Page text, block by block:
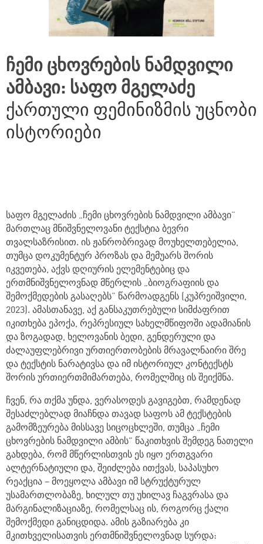
ჩემი ცხოვრების ნამდვილი
ამბავი: საფო მგელაძე
ქართული ფემინიზმის უცნობი
ისტორიები
საფო მგელაძის „ჩემი ცხოვრების ნამდვილი ამბავი”
მართლაც მნიშვნელოვანი ტექსტია ბევრი
თვალსაზრისით. ის ჟანრობრივად მოუხელთებელია,
თუმცა დოკუმენტურ პროზას და მემუარს შორის
იკვეთება, აქვს დღიურის ელემენტებიც და
ერთმნიშვნელოვნად მწერლის „ბიოგრაფიის და
შემოქმედების გასაღებს” წარმოადგენს (კუპრეიშვილი,
2023). ამასთანავე, აქ განსაკუთრებული სიმძაფრით
იკითხება ეპოქა, რეპრესიულ სახელმწიფოში ადამიანის
და ზოგადად, ხელოვანის ბედი, გენდერული და
ძალაუფლებრივი ურთიერთობების მრავალნაირი შრე
და ტექსტის ნარატივსა და იმ ისტორიულ კონტექსტს
შორის ურთიერთმიმართება, რომელშიც ის შეიქმნა.
ჩვენ, რა თქმა უნდა, ვერასოდეს გავიგებთ, რამდენად
შესაძლებლად მიაჩნდა თავად საფოს ამ ტექსტების
გამომზეურება მისსავე სიცოცხლეში, თუმცა „ჩემი
ცხოვრების ნამდვილი ამბის" წაკითხვის შემდეგ ნათელი
გახდება, რომ მწერლისთვის ეს იყო ერთგვარი
ალტერნატიული და, შეიძლება ითქვას, საპასუხო
რეაქცია – მოეყოლა ამბავი იმ სტრუქტურულ
უსამართლობაზე, ხილულ თუ უხილავ ჩაგვრასა და
მარგინალიზაციაზე, რომელსაც ის, როგორც ქალი
შემოქმედი განიცდიდა. ამის გაზიარება კი
მკითხველისათვის ერთმნიშვნელოვნად სურდა: